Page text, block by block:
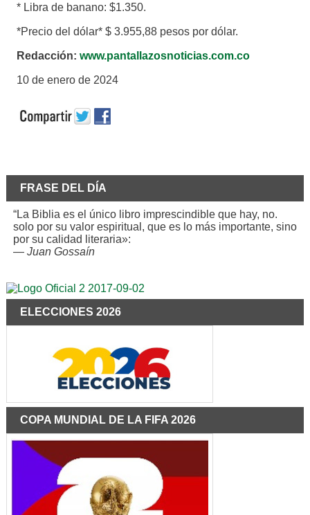
* Libra de banano: $1.350.
*Precio del dólar* $ 3.955,88 pesos por dólar.
Redacción: www.pantallazosnoticias.com.co
10 de enero de 2024
FRASE DEL DÍA
“La Biblia es el único libro imprescindible que hay, no.
solo por su valor espiritual, que es lo más importante, sino
por su calidad literaria»:
— Juan Gossaín
ELECCIONES 2026
COPA MUNDIAL DE LA FIFA 2026